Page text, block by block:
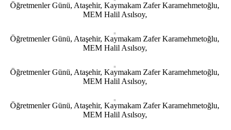
Öğretmenler Günü, Ataşehir, Kaymakam Zafer Karamehmetoğlu,
MEM Halil Asılsoy,
Öğretmenler Günü, Ataşehir, Kaymakam Zafer Karamehmetoğlu,
MEM Halil Asılsoy,
Öğretmenler Günü, Ataşehir, Kaymakam Zafer Karamehmetoğlu,
MEM Halil Asılsoy,
Öğretmenler Günü, Ataşehir, Kaymakam Zafer Karamehmetoğlu,
MEM Halil Asılsoy,